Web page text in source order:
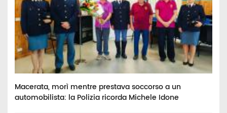
Macerata, morì mentre prestava soccorso a un
automobilista: la Polizia ricorda Michele Idone